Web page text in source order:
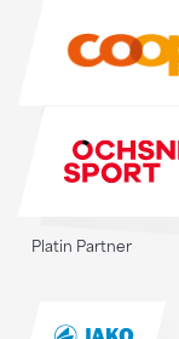
Platin Partner